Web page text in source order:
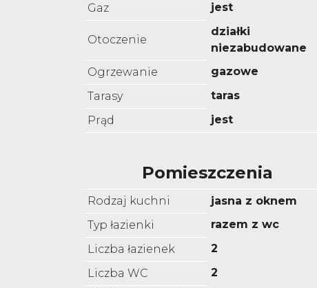
Gaz
jest
Otoczenie
działki
niezabudowane
Ogrzewanie
gazowe
Tarasy
taras
Prąd
jest
Pomieszczenia
Rodzaj kuchni
jasna z oknem
Typ łazienki
razem z wc
Liczba łazienek
2
Liczba WC
2